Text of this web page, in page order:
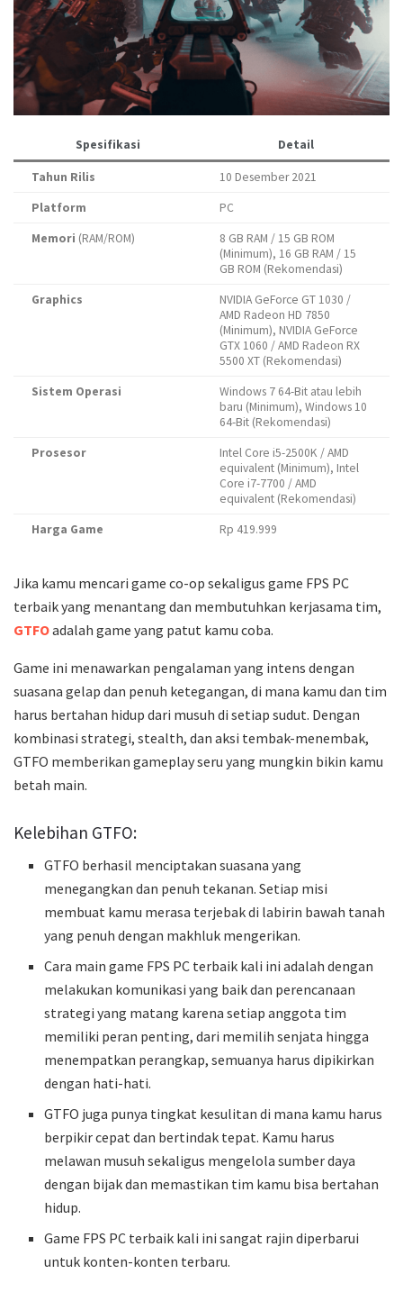
Spesifikasi Detail
Tahun Rilis
10 Desember 2021
Platform
PC
Memori (RAM/ROM)
8 GB RAM / 15 GB ROM
(Minimum), 16 GB RAM / 15
GB ROM (Rekomendasi)
Graphics
NVIDIA GeForce GT 1030 /
AMD Radeon HD 7850
(Minimum), NVIDIA GeForce
GTX 1060 / AMD Radeon RX
5500 XT (Rekomendasi)
Sistem Operasi
Windows 7 64-Bit atau lebih
baru (Minimum), Windows 10
64-Bit (Rekomendasi)
Prosesor
Intel Core i5-2500K / AMD
equivalent (Minimum), Intel
Core i7-7700 / AMD
equivalent (Rekomendasi)
Harga Game
Rp 419.999
Jika kamu mencari game co-op sekaligus game FPS PC
terbaik yang menantang dan membutuhkan kerjasama tim,
GTFOadalah game yang patut kamu coba.
Game ini menawarkan pengalaman yang intens dengan
suasana gelap dan penuh ketegangan, di mana kamu dan tim
harus bertahan hidup dari musuh di setiap sudut. Dengan
kombinasi strategi, stealth, dan aksi tembak-menembak,
GTFO memberikan gameplay seru yang mungkin bikin kamu
betah main.
Kelebihan GTFO:
GTFO berhasil menciptakan suasana yang
menegangkan dan penuh tekanan. Setiap misi
membuat kamu merasa terjebak di labirin bawah tanah
yang penuh dengan makhluk mengerikan.
Cara main game FPS PC terbaik kali ini adalah dengan
melakukan komunikasi yang baik dan perencanaan
strategi yang matang karena setiap anggota tim
memiliki peran penting, dari memilih senjata hingga
menempatkan perangkap, semuanya harus dipikirkan
dengan hati-hati.
GTFO juga punya tingkat kesulitan di mana kamu harus
berpikir cepat dan bertindak tepat. Kamu harus
melawan musuh sekaligus mengelola sumber daya
dengan bijak dan memastikan tim kamu bisa bertahan
hidup.
Game FPS PC terbaik kali ini sangat rajin diperbarui
untuk konten-konten terbaru.